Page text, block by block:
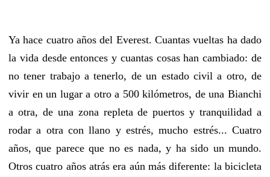
Ya hace cuatro años del Everest. Cuantas vueltas ha dado
la vida desde entonces y cuantas cosas han cambiado: de
no tener trabajo a tenerlo, de un estado civil a otro, de
vivir en un lugar a otro a 500 kilómetros, de una Bianchi
a otra, de una zona repleta de puertos y tranquilidad a
rodar a otra con llano y estrés, mucho estrés... Cuatro
años, que parece que no es nada, y ha sido un mundo.
Otros cuatro años atrás era aún más diferente: la bicicleta